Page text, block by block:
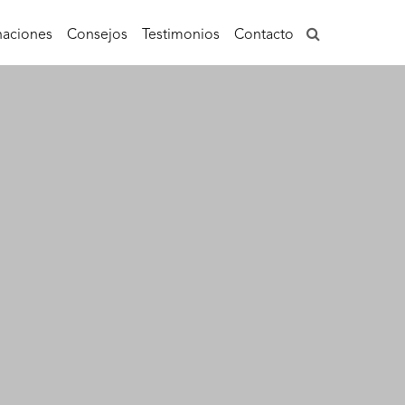
Consejos Testimonios Contacto